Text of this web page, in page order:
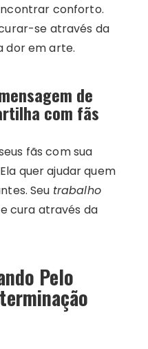
conforto.
se através da
dor em arte.
de
com fãs
fãs com sua
quer ajudar quem
Seu trabalho
cura através da
Pelo